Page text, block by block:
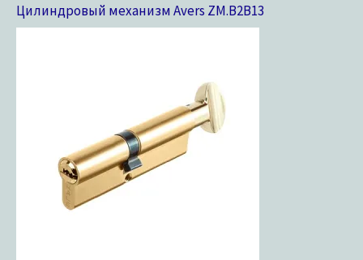
Цилиндровый механизм Avers ZM.B2B13